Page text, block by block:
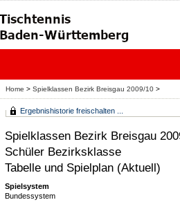
Home > Spielklassen Bezirk Breisgau 2009/10 >
Ergebnishistorie freischalten ...
Spielklassen Bezirk Breisgau
Schüler Bezirksklasse
Tabelle und Spielplan (Aktuell)
Spielsystem
Bundessystem